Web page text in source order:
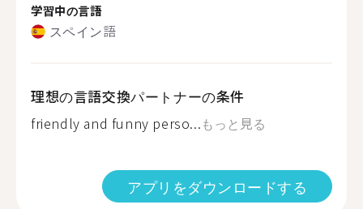
学習中の言語
スペイン語
理想の言語交換パートナーの条件
friendly and funny perso...もっと見る
アプリをダウンロードする